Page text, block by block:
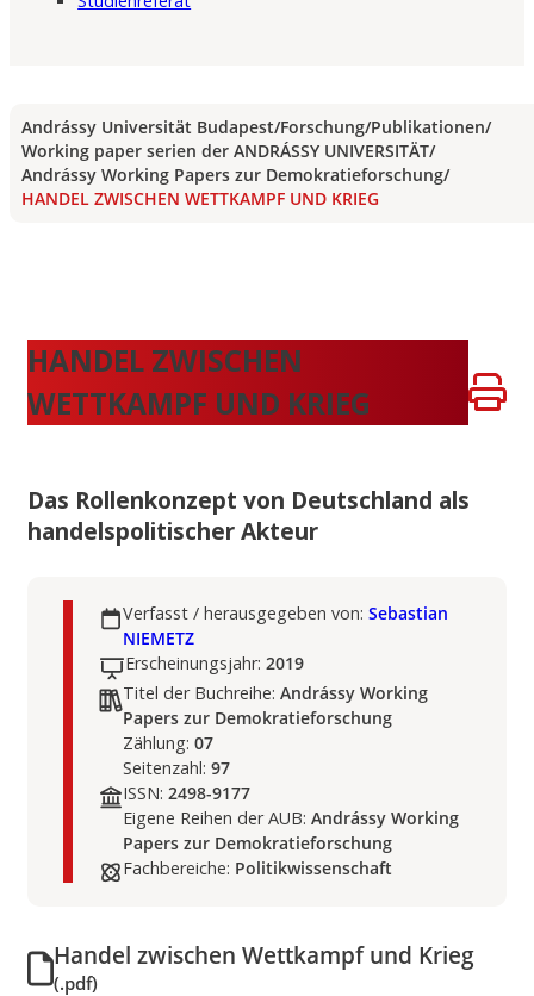
Andrássy Universität Budapest/Forschung/Publikationen/
Working paper serien der ANDRÁSSY UNIVERSITÄT/
Andrássy Working Papers zur Demokratieforschung/
HANDEL ZWISCHEN WETTKAMPF UND KRIEG
HANDEL ZWISCHEN
WETTKAMPF UND KRIEG
Das Rollenkonzept von Deutschland als
handelspolitischer Akteur
Verfasst / herausgegeben von: Sebastian
NIEMETZ
Erscheinungsjahr: 2019
Titel der Buchreihe: Andrássy Working
Papers zur Demokratieforschung
Zählung: 07
Seitenzahl: 97
ISSN: 2498-9177
Eigene Reihen der AUB: Andrássy Working
Papers zur Demokratieforschung
Fachbereiche: Politikwissenschaft
Handel zwischen Wettkampf und Krieg
(.pdf)